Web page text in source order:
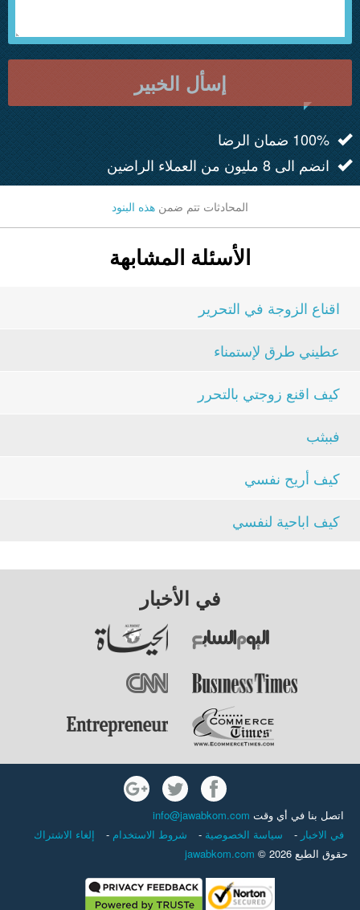
إسأل الخبير
100% ضمان الرضا
انضم الى 8 مليون من العملاء الراضين
المحادثات تتم ضمن هذه البنود
الأسئلة المشابهة
اقناع الزوجة في التحرير
عطيني طرق لإستمناء
كيف اقنع زوجتي بالتحرر
فببثب
كيف أريح نفسي
كيف اباحية لنفسي
في الأخبار
اتصل بنا في أي وقت info@jawabkom.com
في الاخبار - سياسة الخصوصية - شروط الاستخدام -
إلغاء الاشتراك
حقوق الطبع 2026 ©
jawabkom.com